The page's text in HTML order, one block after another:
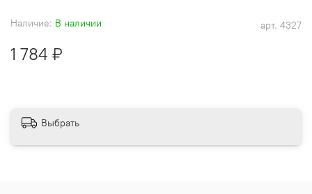
арт. 4327
Наличие: В наличии
1 784 ₽
Выбрать